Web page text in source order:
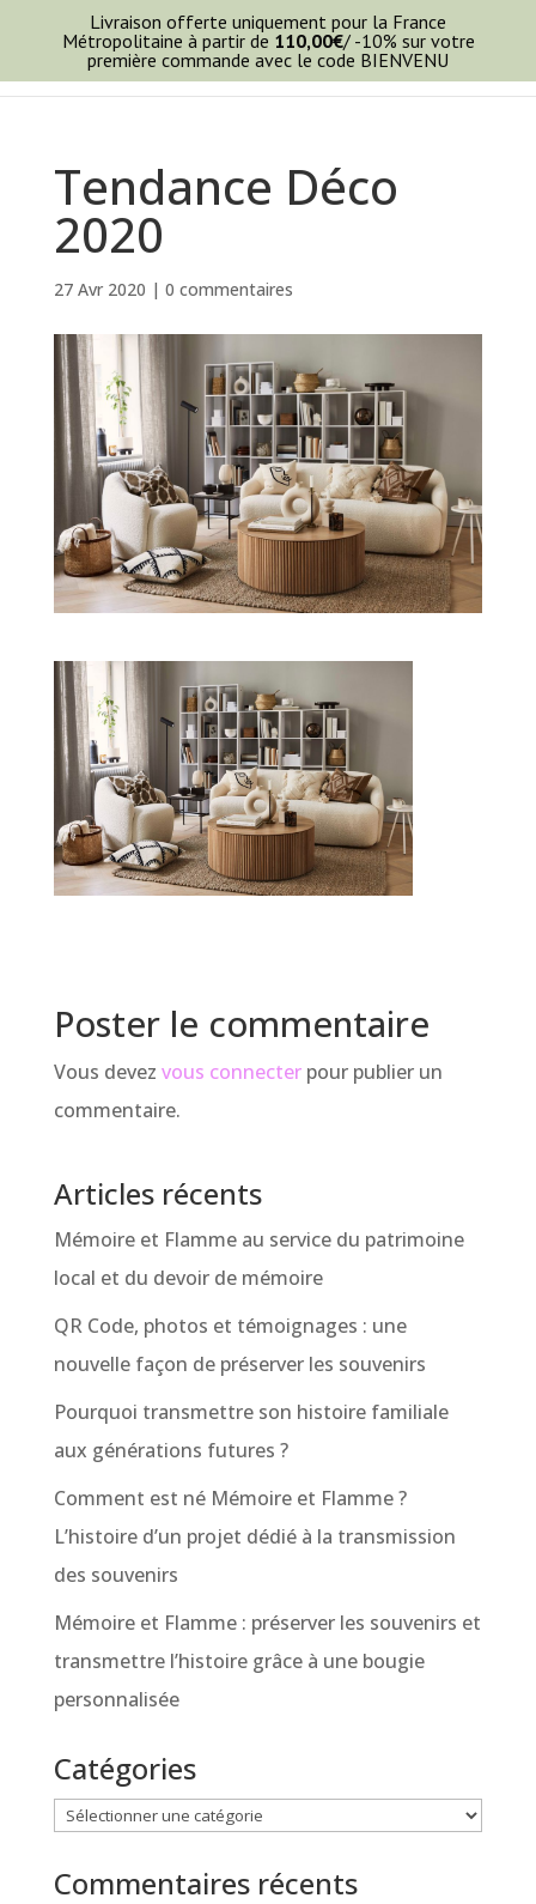
Tendance Déco
2020
27 Avr 2020 | 0 commentaires
Poster le commentaire
Vous devez vous connecterpour publier un
commentaire.
Articles récents
Mémoire et Flamme au service du patrimoine
local et du devoir de mémoire
QR Code, photos et témoignages : une
nouvelle façon de préserver les souvenirs
Pourquoi transmettre son histoire familiale
aux générations futures ?
Comment est né Mémoire et Flamme ?
L’histoire d’un projet dédié à la transmission
des souvenirs
Mémoire et Flamme : préserver les souvenirs et
transmettre l’histoire grâce à une bougie
personnalisée
Catégories
Catégories
Commentaires récents
Livraison offerte uniquement pour la France
Métropolitaine à partir de 110,00€/ -10% sur votre
première commande avec le code BIENVENU